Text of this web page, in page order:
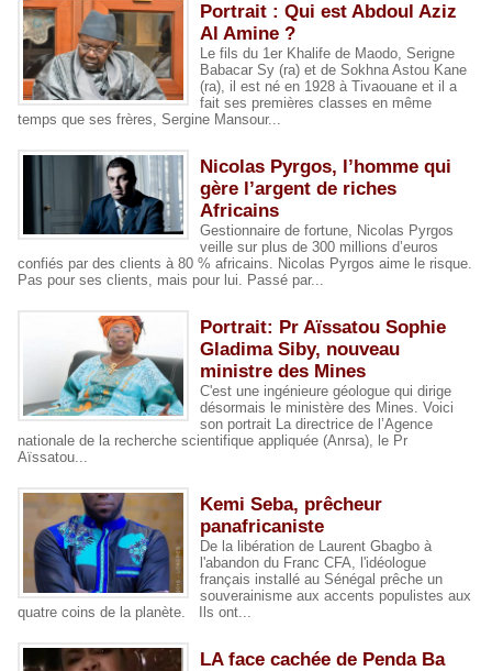
Portrait : Qui est Abdoul Aziz
Al Amine ?
Le fils du 1er Khalife de Maodo, Serigne
Babacar Sy (ra) et de Sokhna Astou Kane
(ra), il est né en 1928 à Tivaouane et il a
fait ses premières classes en même
temps que ses frères, Sergine Mansour...
Nicolas Pyrgos, l’homme qui
gère l’argent de riches
Africains
Gestionnaire de fortune, Nicolas Pyrgos
veille sur plus de 300 millions d’euros
confiés par des clients à 80 % africains. Nicolas Pyrgos aime le risque.
Pas pour ses clients, mais pour lui. Passé par...
Portrait: Pr Aïssatou Sophie
Gladima Siby, nouveau
ministre des Mines
C'est une ingénieure géologue qui dirige
désormais le ministère des Mines. Voici
son portrait La directrice de l’Agence
nationale de la recherche scientifique appliquée (Anrsa), le Pr
Aïssatou...
Kemi Seba, prêcheur
panafricaniste
De la libération de Laurent Gbagbo à
l'abandon du Franc CFA, l'idéologue
français installé au Sénégal prêche un
souverainisme aux accents populistes aux
quatre coins de la planète. Ils ont...
LA face cachée de Penda Ba